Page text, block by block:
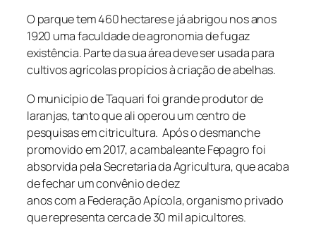
O parque tem 460 hectares e já abrigou nos anos
1920 uma faculdade de agronomia de fugaz
existência. Parte da sua área deve ser usada para
cultivos agrícolas propícios à criação de abelhas.
O município de Taquari foi grande produtor de
laranjas, tanto que ali operou um centro de
pesquisas em citricultura. Após o desmanche
promovido em 2017, a cambaleante Fepagro foi
absorvida pela Secretaria da Agricultura, que acaba
de fechar um convênio de dez
anos com a Federação Apícola, organismo privado
que representa cerca de 30 mil apicultores.